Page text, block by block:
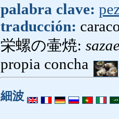
palabra clave:
traducción:
栄螺の壷焼:
propia concha
細波